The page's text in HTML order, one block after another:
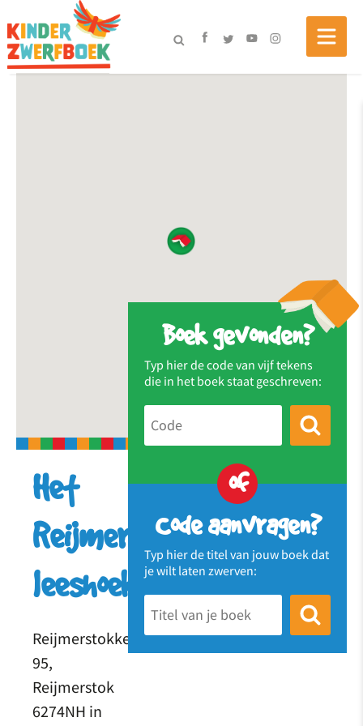
Boek gevonden?
Typ hier de code van vijf tekens
die in het boek staat geschreven:
of
Code aanvragen?
Typ hier de titel van jouw boek dat
je wilt laten zwerven:
Het
Reijmerstoks
leeshoekje
Reijmerstokkerdorpsstraat
95,
Reijmerstok
6274NH in